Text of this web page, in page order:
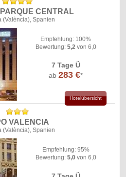
CENTRAL
(València), Spanien
Empfehlung: 100%
Bewertung: 5,2von 6,0
7 Tage Ü
ab283 €*
Hotelübersicht
VALENCIA
(València), Spanien
Empfehlung: 95%
Bewertung: 5,0von 6,0